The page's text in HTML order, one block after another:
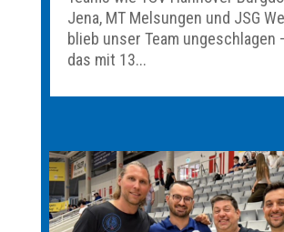
Jena, MT Melsungen und JSG
blieb unser Team ungeschlagen
das mit 13...